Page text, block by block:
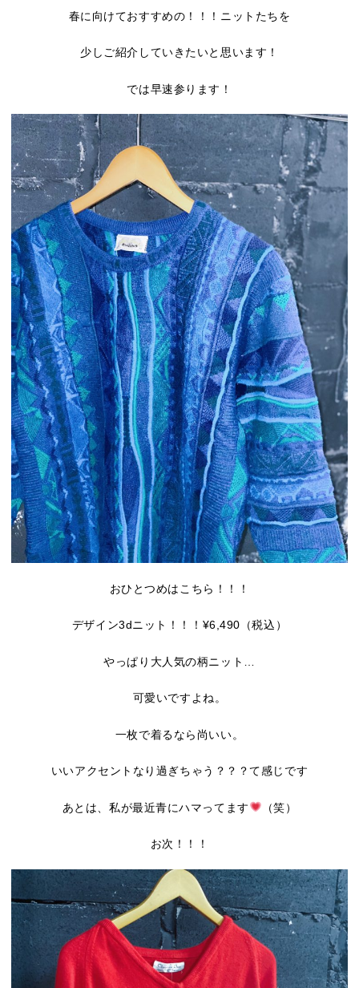
春に向けておすすめの！！！ニットたちを
少しご紹介していきたいと思います！
では早速参ります！
おひとつめはこちら！！！
デザイン3dニット！！！¥6,490（税込）
やっぱり大人気の柄ニット…
可愛いですよね。
一枚で着るなら尚いい。
いいアクセントなり過ぎちゃう？？？て感じです
あとは、私が最近青にハマってます （笑）
お次！！！